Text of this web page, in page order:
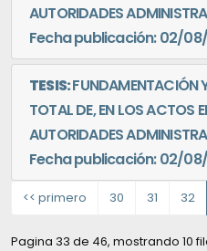
AUTORIDADES
Fecha publicación: 02/
TESIS:FUNDAMENTACIÓN
TOTAL DE, EN LOS ACTOS
AUTORIDADES
Fecha publicación: 02/
<< primero 30 31 32
Pagina 33 de 46, mostrando 10